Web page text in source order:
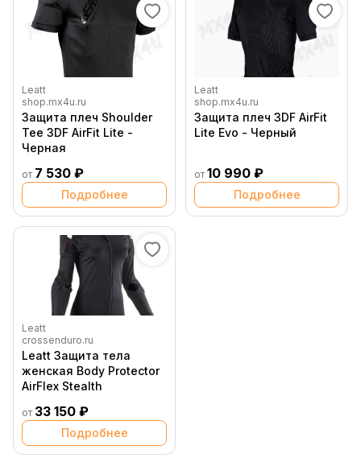
Leatt
shop.mx4u.ru
Защита плеч Shoulder
Tee 3DF AirFit Lite -
Черная
от 7 530 ₽
Подробнее
Leatt
shop.mx4u.ru
Защита плеч 3DF AirFit
Lite Evo - Черный
от 10 990 ₽
Подробнее
Leatt
crossenduro.ru
Leatt Защита тела
женская Body Protector
AirFlex Stealth
от 33 150 ₽
Подробнее